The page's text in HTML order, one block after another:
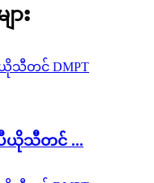
း
ယိုသီတင် ...